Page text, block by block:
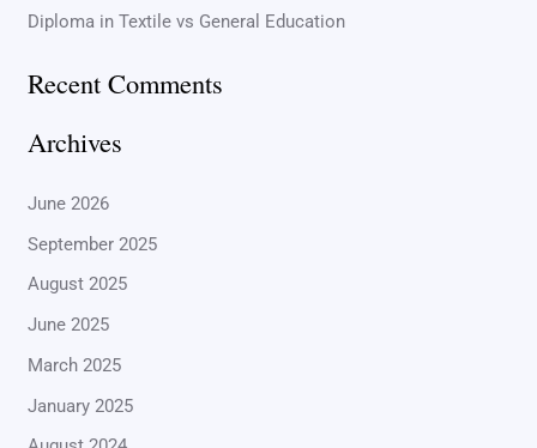
rDiploma in Textile vs General Education
Recent Comments
Archives
June 2026
September 2025
August 2025
June 2025
March 2025
January 2025